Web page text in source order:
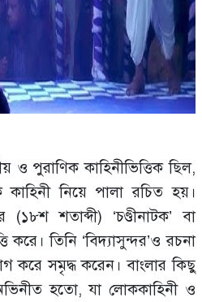
ও পুরাণিক কাহিনীভিত্তিক ছিল,
কাহিনী নিয়ে পালা রচিত হয়।
শতাব্দী) ‘চণ্ডীনাটক’ বা
করে। তিনি ‘বিদ্যাসুন্দর’ও রচনা
করে সমৃদ্ধ করেন। বাংলার কিছু
অভিনীত হতো, যা লোককাহিনী ও